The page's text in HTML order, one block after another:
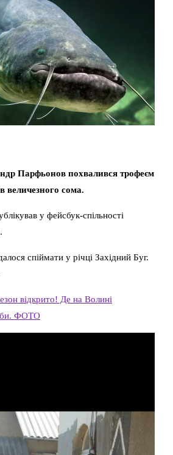
Парфьонов похвалився трофеєм
величезного сома.
у фейсбук-спільності
спіймати у річці Західний Буг.
відкрито! Де на Волині
ФОТО